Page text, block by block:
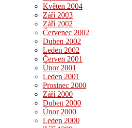
Květen 2004
Září 2003
Září 2002
Červenec 2002
Duben 2002
Leden 2002
Červen 2001
Únor 2001
Leden 2001
Prosinec 2000
Září 2000
Duben 2000
Únor 2000
Leden 2000